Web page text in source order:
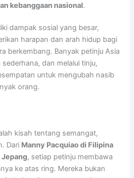
kebanggaan nasional.
dampak sosial yang besar,
harapan dan arah hidup bagi
berkembang. Banyak petinju Asia
dan melalui tinju,
untuk mengubah nasib
orang.
kisah tentang semangat,
Dari Manny Pacquiao di Filipina
Jepang, setiap petinju membawa
ke atas ring. Mereka bukan